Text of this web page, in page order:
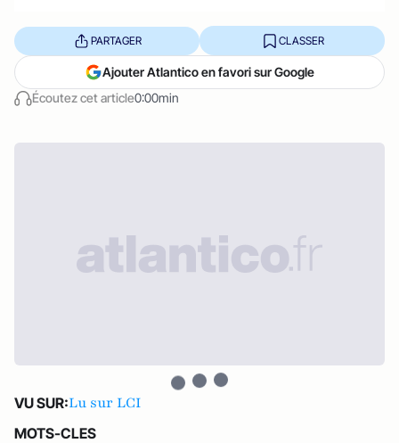
Écoutez cet article0:00min
PARTAGER CLASSER
Ajouter Atlantico en favori sur Google
VU SUR:Lu sur LCI
MOTS-CLES